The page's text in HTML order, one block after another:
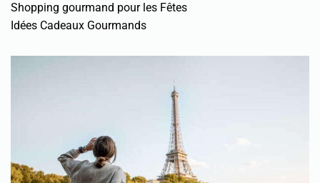
Shopping gourmand pour les Fêtes
Idées Cadeaux Gourmands